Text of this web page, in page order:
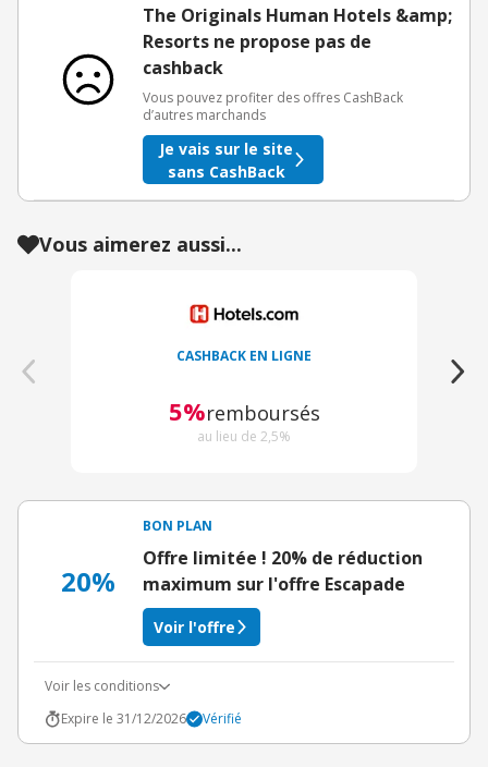
The Originals Human Hotels &amp;
Resorts ne propose pas de
cashback
Vous pouvez profiter des offres CashBack
d’autres marchands
Je vais sur le site
sans CashBack
Vous aimerez aussi...
CASHBACK EN LIGNE
5%remboursés
au lieu de 2,5%
20%
BON PLAN
Offre limitée ! 20% de réduction
maximum sur l'offre Escapade
Voir l'offre
Voir les conditions
Expire le 31/12/2026
Vérifié